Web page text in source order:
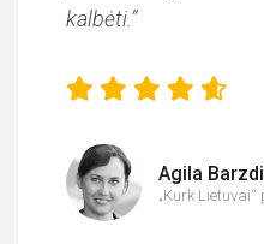
kalbėti.”
Agila
„Kurk